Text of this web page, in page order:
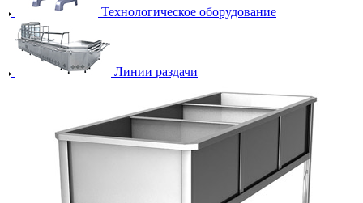
Технологическое оборудование
Линии раздачи